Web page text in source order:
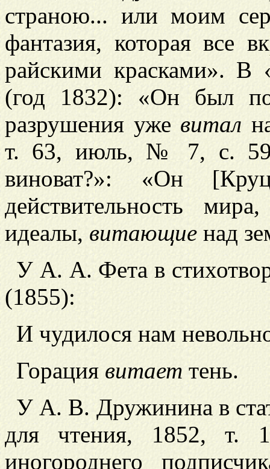
страною... или моим
фантазия, которая все
райскими красками».
(год 1832): «Он был
разрушения уже витал
т. 63, июль, № 7, с.
виноват?»: «Он
действительность
идеалы, витающие над
У А. А. Фета в
(1855):
И чудилося нам
Горация витает тень.
У А. В. Дружинина в
для чтения, 1852, т.
иногороднего